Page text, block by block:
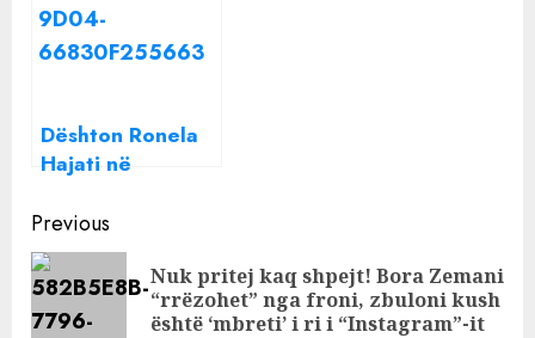
Dështon Ronela
Hajati në
shkon dot as në
finale
Continue
Reading
Previous
Nuk pritej kaq shpejt! Bora Zemani
“rrëzohet” nga froni, zbuloni kush
është ‘mbreti’ i ri i “Instagram”-it